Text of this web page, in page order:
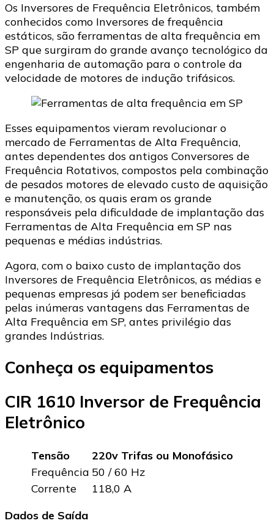
Os Inversores de Frequência Eletrônicos, também
conhecidos como Inversores de frequência
estáticos, são ferramentas de alta frequência em
SP que surgiram do grande avanço tecnológico da
engenharia de automação para o controle da
velocidade de motores de indução trifásicos.
Esses equipamentos vieram revolucionar o
mercado de Ferramentas de Alta Frequência,
antes dependentes dos antigos Conversores de
Frequência Rotativos, compostos pela combinação
de pesados motores de elevado custo de aquisição
e manutenção, os quais eram os grande
responsáveis pela dificuldade de implantação das
Ferramentas de Alta Frequência em SP nas
pequenas e médias indústrias.
Agora, com o baixo custo de implantação dos
Inversores de Frequência Eletrônicos, as médias e
pequenas empresas já podem ser beneficiadas
pelas inúmeras vantagens das Ferramentas de
Alta Frequência em SP, antes privilégio das
grandes Indústrias.
Conheça os equipamentos
CIR 1610 Inversor de Frequência
Eletrônico
Tensão
220v Trifas ou Monofásico
Frequência 50 / 60 Hz
Corrente
118,0 A
Dados de Saída